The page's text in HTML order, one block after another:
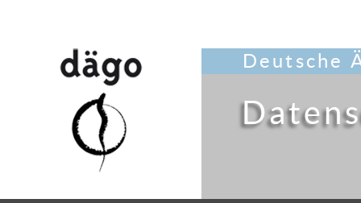
Deutsche